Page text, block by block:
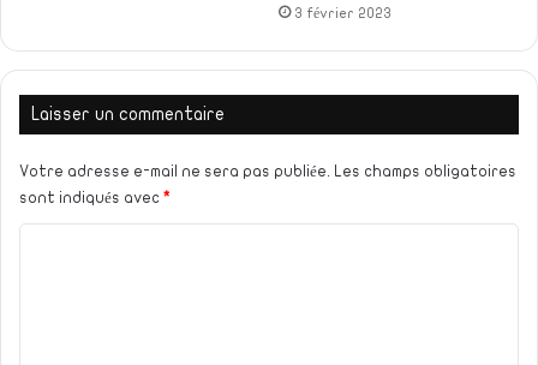
3 février 2023
Laisser un commentaire
Votre adresse e-mail ne sera pas publiée.
Les champs obligatoires
sont indiqués avec *